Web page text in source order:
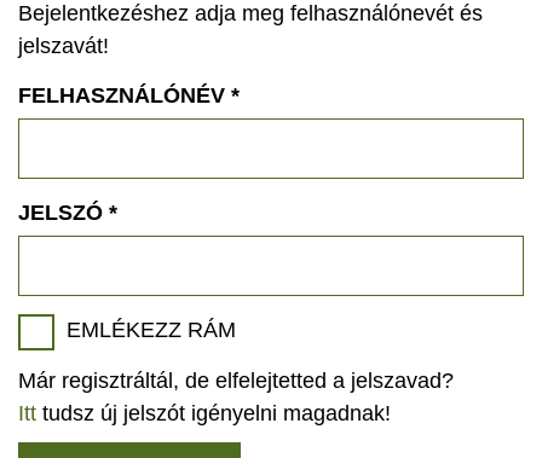
VÍZVÉDELEM
ÖKOTURIZMUS
GEOPARKOK
Bejelentkezéshez adja meg felhasználónevét és
jelszavát!
FELHASZNÁLÓNÉV *
JELSZÓ *
EMLÉKEZZ RÁM
Már regisztráltál, de elfelejtetted a jelszavad?
Itt tudsz új jelszót igényelni magadnak!